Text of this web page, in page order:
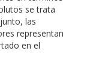
se trata
las
representan
en el